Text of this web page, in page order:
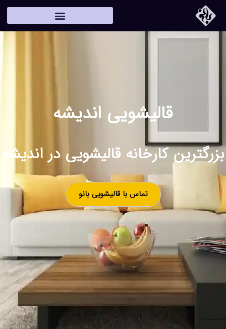
قالیشویی اندیشه
بزرگترین کارخانه قالیشویی در اندیشه
تماس با قالیشویی بانو